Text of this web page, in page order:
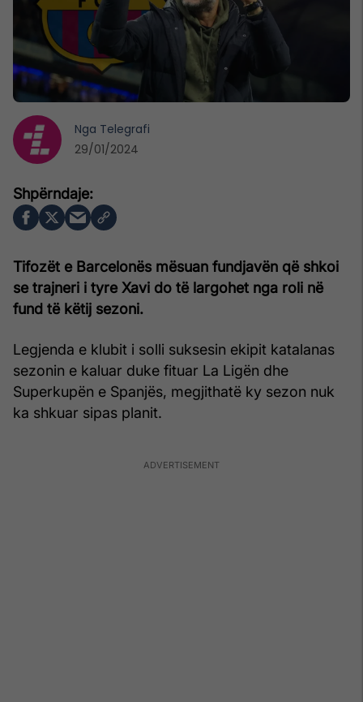
Tifozët e Barcelonës mësuan fundjavën që shkoi
se trajneri i tyre Xavi do të largohet nga roli në
fund të këtij sezoni.
Legjenda e klubit i solli suksesin ekipit katalanas
sezonin e kaluar duke fituar La Ligën dhe
Superkupën e Spanjës, megjithatë ky sezon nuk
ka shkuar sipas planit.
Nga Telegrafi
29/01/2024